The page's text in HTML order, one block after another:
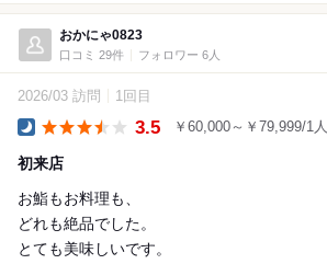
おかにゃ0823
口コミ 29件 フォロワー 6人
2026/03 訪問 1回目
3.5 ￥60,000～￥79,999/1人
初来店
お鮨もお料理も、
どれも絶品でした。
とても美味しいです。